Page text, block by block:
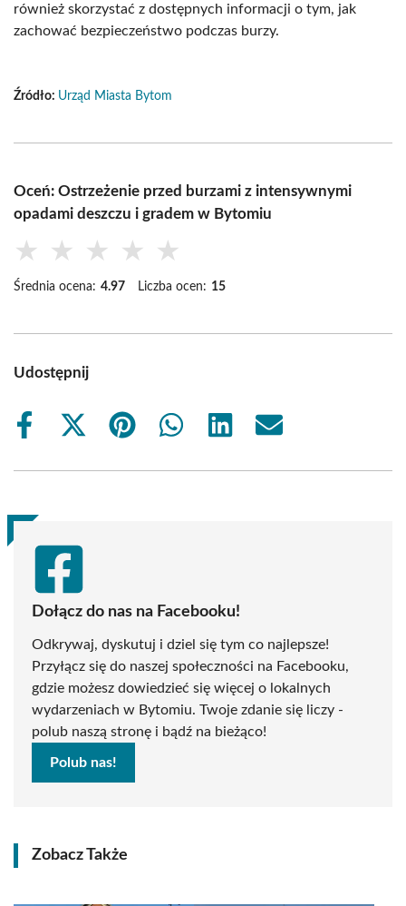
również skorzystać z dostępnych informacji o tym, jak
zachować bezpieczeństwo podczas burzy.
Źródło: Urząd Miasta Bytom
Oceń: Ostrzeżenie przed burzami z intensywnymi
opadami deszczu i gradem w Bytomiu
★ ★ ★ ★ ★
Średnia ocena: 4.97 Liczba ocen: 15
Udostępnij
Share
Share
(Twitter)
Share
Share
Share
Share
Dołącz do nas na Facebooku!
Odkrywaj, dyskutuj i dziel się tym co najlepsze!
Przyłącz się do naszej społeczności na Facebooku,
gdzie możesz dowiedzieć się więcej o lokalnych
wydarzeniach w Bytomiu. Twoje zdanie się liczy -
polub naszą stronę i bądź na bieżąco!
Polub nas!
Zobacz Także